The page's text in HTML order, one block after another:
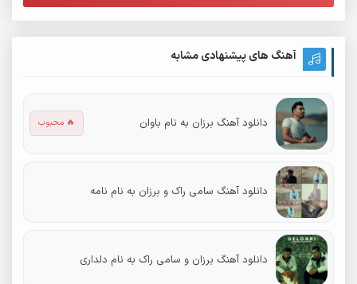
آهنگ های پیشنهادی مشابه
دانلود آهنگ برزان به نام باوان 🔥 محبوب
دانلود آهنگ سامی راک و برزان به نام نامه
دانلود آهنگ برزان و سامی راک به نام دلداری